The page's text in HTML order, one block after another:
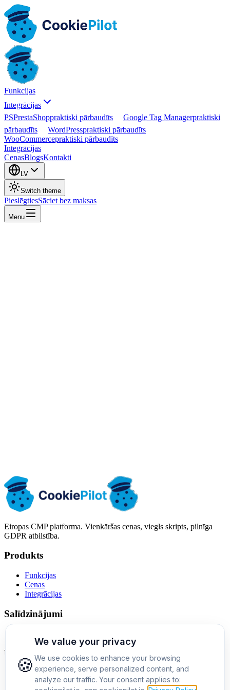
Funkcijas
Integrācijas
PSPrestaShoppraktiski pārbaudīts Google Tag Managerpraktiski
pārbaudīts
WordPresspraktiski pārbaudīts
WooCommercepraktiski pārbaudīts
Integrācijas
CenasBlogsKontakti
LV
Switch theme
PieslēgtiesSāciet bez maksas
Menu
Eiropas CMP platforma. Vienkāršas cenas, viegls skripts, pilnīga
GDPR atbilstība.
Produkts
Funkcijas
Cenas
Integrācijas
Salīdzinājumi
Uzņēmums
Par mums
Kontakti